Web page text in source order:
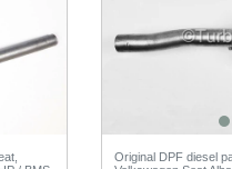
Original DPF diesel